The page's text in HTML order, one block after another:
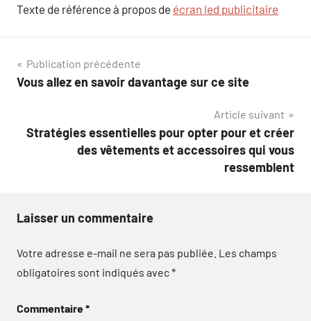
Texte de référence à propos de écran led publicitaire
Navigation
de
Publication précédente
Vous allez en savoir davantage sur ce site
Article suivant
Stratégies essentielles pour opter pour et créer
des vêtements et accessoires qui vous
ressemblent
Laisser un commentaire
Votre adresse e-mail ne sera pas publiée. Les champs
obligatoires sont indiqués avec*
Commentaire*